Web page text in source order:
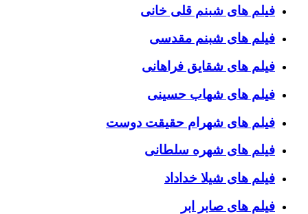
فیلم های شبنم قلی خانی
فیلم های شبنم مقدسی
فیلم های شقایق فراهانی
فیلم های شهاب حسینی
فیلم های شهرام حقیقت دوست
فیلم های شهره سلطانی
فیلم های شیلا خداداد
فیلم های صابر ابر